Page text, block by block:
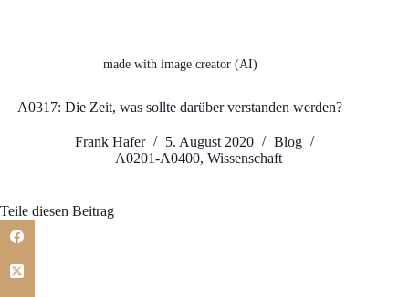
made with image creator (AI)
A0317: Die Zeit, was sollte darüber verstanden werden?
Frank Hafer 5. August 2020
Blog
A0201-A0400, Wissenschaft
Teile diesen Beitrag